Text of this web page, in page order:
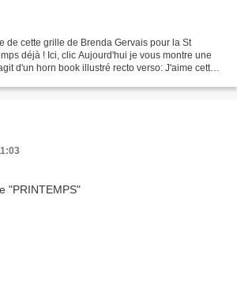
de cette grille de Brenda Gervais pour la St
déjà ! Ici, clic Aujourd'hui je vous montre une
d'un horn book illustré recto verso: J'aime cette